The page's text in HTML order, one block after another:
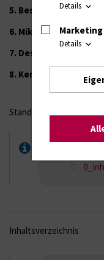
5.
6. Mikrobiologische
7. Desinfektionspläne
8. Kenntnisnahme/
Stand: Oktober 2025
Inhalt
Inhaltsverzeichnis
Details
Details